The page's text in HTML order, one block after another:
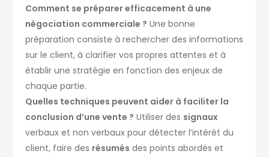
Comment se préparer efficacement à une
négociation commerciale ? Une bonne
préparation consiste à rechercher des informations
sur le client, à clarifier vos propres attentes et à
établir une stratégie en fonction des enjeux de
chaque partie.
Quelles techniques peuvent aider à faciliter la
conclusion d’une vente ? Utiliser des signaux
verbaux et non verbaux pour détecter l’intérêt du
client, faire des résumés des points abordés et